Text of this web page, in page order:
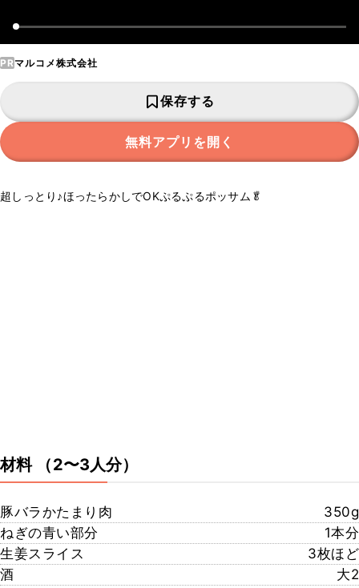
PRマルコメ株式会社
保存する
無料アプリを開く
超しっとり♪ほったらかしでOKぷるぷるポッサム🥬
材料 （2〜3人分）
豚バラかたまり肉
350g
ねぎの青い部分
1本分
生姜スライス
3枚ほど
酒
大2